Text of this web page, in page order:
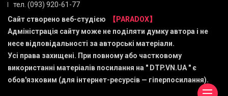
тел. (093) 920-61-77
Сайт створено веб-студією
【PARADOX】
Адміністрація сайту може не поділяти думку автора і не
несе відповідальності за авторські матеріали.
Усі права захищені. При повному або частковому
використанні матеріалів посилання на " DTP.VN.UA " є
обов'язковим (для інтернет-ресурсів — гіперпосилання).